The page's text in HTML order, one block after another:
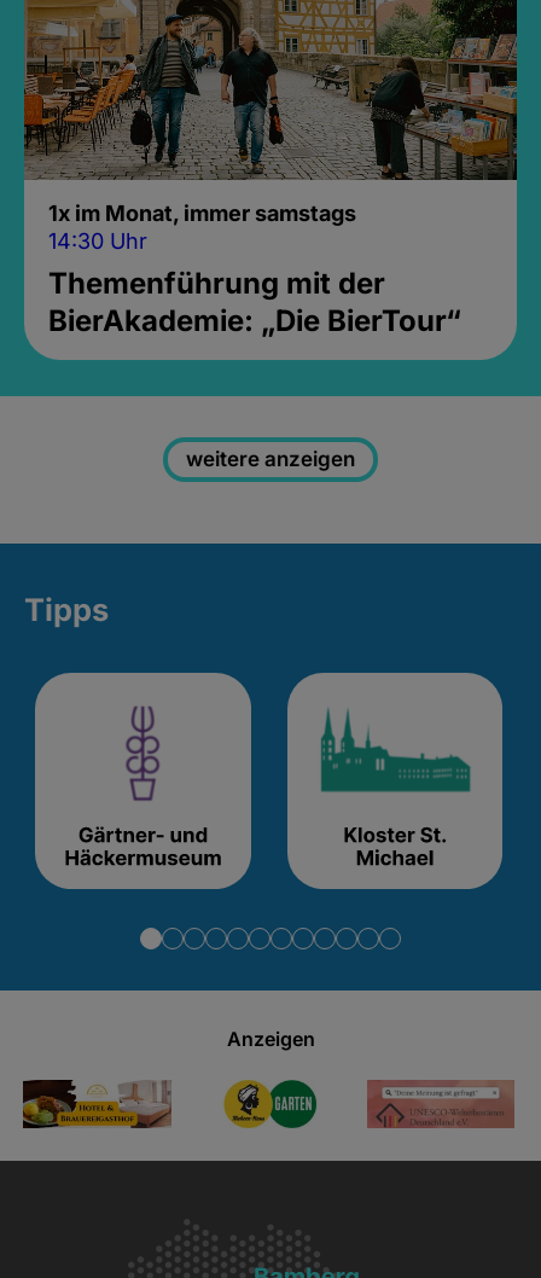
1x im Monat, immer samstags
14:30 Uhr
Themenführung mit der
BierAkademie: „Die BierTour“
weitere anzeigen
Tipps
Anzeigen